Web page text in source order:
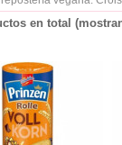
en total